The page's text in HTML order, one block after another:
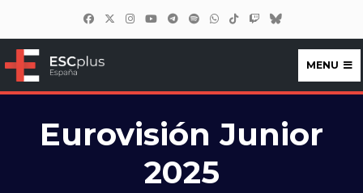
ESCplus España
MENU
Eurovisión Junior
2025